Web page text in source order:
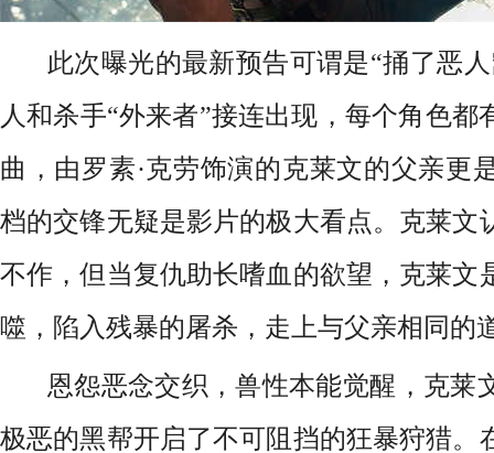
此次曝光的最新预告可谓是“捅了恶
人和杀手“外来者”接连出现，每个角色
曲，由罗素·克劳饰演的克莱文的父亲更
档的交锋无疑是影片的极大看点。克莱文
不作，但当复仇助长嗜血的欲望，克莱文
噬，陷入残暴的屠杀，走上与父亲相同的
恩怨恶念交织，兽性本能觉醒，克莱
极恶的黑帮开启了不可阻挡的狂暴狩猎。